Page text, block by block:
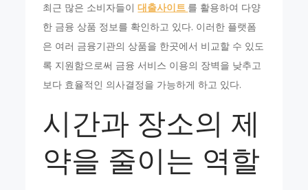
최근 많은 소비자들이대출사이트 를 활용하여 다양
한 금융 상품 정보를 확인하고 있다. 이러한 플랫폼
은 여러 금융기관의 상품을 한곳에서 비교할 수 있도
록 지원함으로써 금융 서비스 이용의 장벽을 낮추고
보다 효율적인 의사결정을 가능하게 하고 있다.
시간과 장소의 제
약을 줄이는 역할